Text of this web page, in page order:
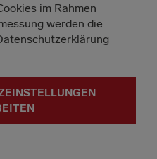
im Rahmen
werden die